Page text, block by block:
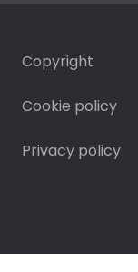
Copyright
Cookie policy
Privacy policy